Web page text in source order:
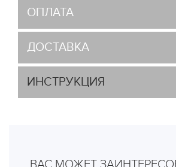
ОПЛАТА
ДОСТАВКА
ИНСТРУКЦИЯ